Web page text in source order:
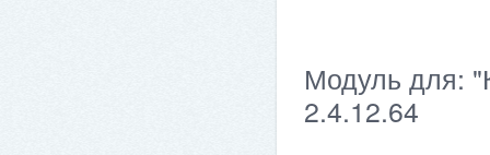
Модуль для:
2.4.12.64